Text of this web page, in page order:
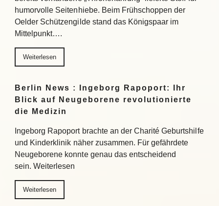
humorvolle Seitenhiebe. Beim Frühschoppen der
Oelder Schützengilde stand das Königspaar im
Mittelpunkt….
Weiterlesen
Berlin News : Ingeborg Rapoport: Ihr
Blick auf Neugeborene revolutionierte
die Medizin
Ingeborg Rapoport brachte an der Charité Geburtshilfe
und Kinderklinik näher zusammen. Für gefährdete
Neugeborene konnte genau das entscheidend
sein. Weiterlesen
Weiterlesen